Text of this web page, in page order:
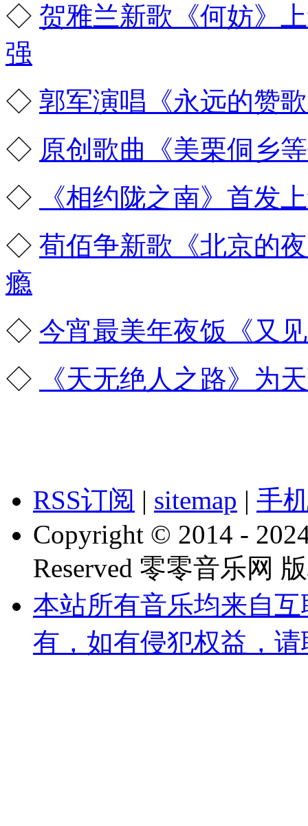
◇ 贺雅兰新歌《何妨》
强
◇ 郭军演唱《永远的赞
◇ 原创歌曲《美栗侗乡
◇
《相约陇之南》首发
◇ 荀佰争新歌《北京的
瘾
◇ 今宵最美年夜饭《又
◇
《天无绝人之路》为
RSS订阅 | sitemap | 手
Copyright © 2014 -
Reserved 零零音乐网
本站所有音乐均来自
有，如有侵犯权益，